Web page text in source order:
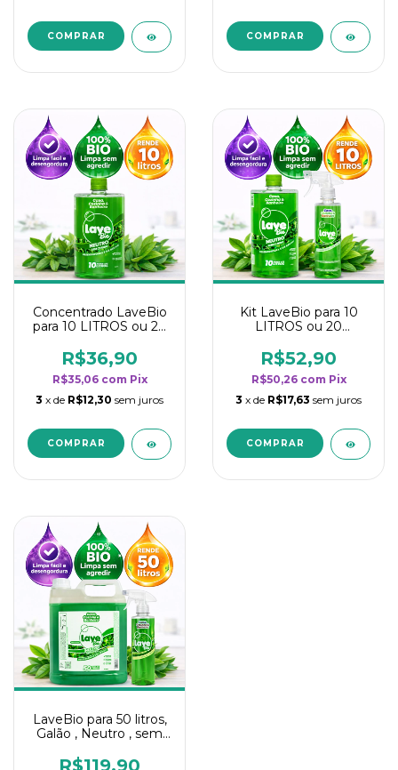
Concentrado LaveBio
para 10 LITROS ou 20
rendimento da
categoria - Neutro
R$36,90
R$35,06 com Pix
3 x de R$12,30 sem juros
Kit LaveBio para 10
LITROS ou 20
rendimento da
categoria - Neutro
R$52,90
R$50,26 com Pix
3 x de R$17,63 sem juros
LaveBio para 50 litros,
Galão , Neutro , sem